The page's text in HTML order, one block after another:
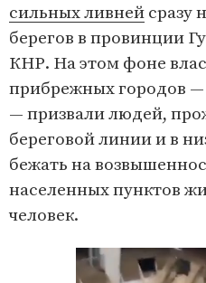
сильных ливней сразу
берегов в провинции
КНР. На этом фоне
прибрежных городов
— призвали людей,
береговой линии и в
бежать на
населенных пунктов
человек.